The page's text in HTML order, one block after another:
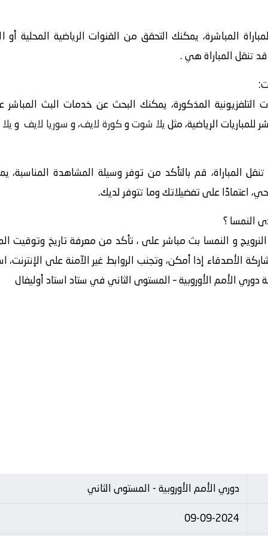
المباشرة، يمكنك التحقق من القنوات الرياضية المحلية
تنقل المباراة هي .
المذكورة، يمكنك البحث عن خدمات البث المباشر
الرياضية، مثليلا شوتوكورة لايف، وسوريا لايف و
المباراة، قم بالتأكد من توفر وسيلة المشاهدة المناسبة،
اعتمادًا على تفضيلاتك وما تتوفر لديك.
و النمسا بث مباشر على ، تأكد من معرفة تاريخ وتوقيت
الأصدقاء إذا أمكن، وتجنب الروابط غير الآمنة على الإنترنت،
دوري الأمم الأوروبية – المستوى الثاني في ستاد استاد أوليفال
دوري الأمم الأوروبية - المستوى الثاني
09-09-2024